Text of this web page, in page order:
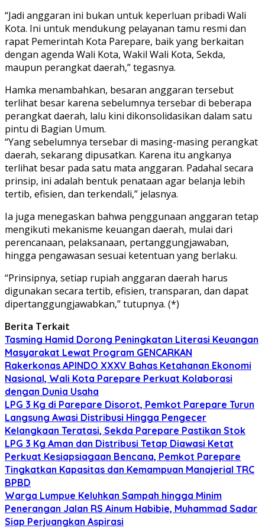
“Jadi anggaran ini bukan untuk keperluan pribadi Wali
Kota. Ini untuk mendukung pelayanan tamu resmi dan
rapat Pemerintah Kota Parepare, baik yang berkaitan
dengan agenda Wali Kota, Wakil Wali Kota, Sekda,
maupun perangkat daerah,” tegasnya.
Hamka menambahkan, besaran anggaran tersebut
terlihat besar karena sebelumnya tersebar di beberapa
perangkat daerah, lalu kini dikonsolidasikan dalam satu
pintu di Bagian Umum.
“Yang sebelumnya tersebar di masing-masing perangkat
daerah, sekarang dipusatkan. Karena itu angkanya
terlihat besar pada satu mata anggaran. Padahal secara
prinsip, ini adalah bentuk penataan agar belanja lebih
tertib, efisien, dan terkendali,” jelasnya.
Ia juga menegaskan bahwa penggunaan anggaran tetap
mengikuti mekanisme keuangan daerah, mulai dari
perencanaan, pelaksanaan, pertanggungjawaban,
hingga pengawasan sesuai ketentuan yang berlaku.
“Prinsipnya, setiap rupiah anggaran daerah harus
digunakan secara tertib, efisien, transparan, dan dapat
dipertanggungjawabkan,” tutupnya. (*)
Berita Terkait
Tasming Hamid Dorong Peningkatan Literasi Keuangan
Masyarakat Lewat Program GENCARKAN
Rakerkonas APINDO XXXV Bahas Ketahanan Ekonomi
Nasional, Wali Kota Parepare Perkuat Kolaborasi
dengan Dunia Usaha
LPG 3 Kg di Parepare Disorot, Pemkot Parepare Turun
Langsung Awasi Distribusi Hingga Pengecer
Kelangkaan Teratasi, Sekda Parepare Pastikan Stok
LPG 3 Kg Aman dan Distribusi Tetap Diawasi Ketat
Perkuat Kesiapsiagaan Bencana, Pemkot Parepare
Tingkatkan Kapasitas dan Kemampuan Manajerial TRC
BPBD
Warga Lumpue Keluhkan Sampah hingga Minim
Penerangan Jalan RS Ainum Habibie, Muhammad Sadar
Siap Perjuangkan Aspirasi